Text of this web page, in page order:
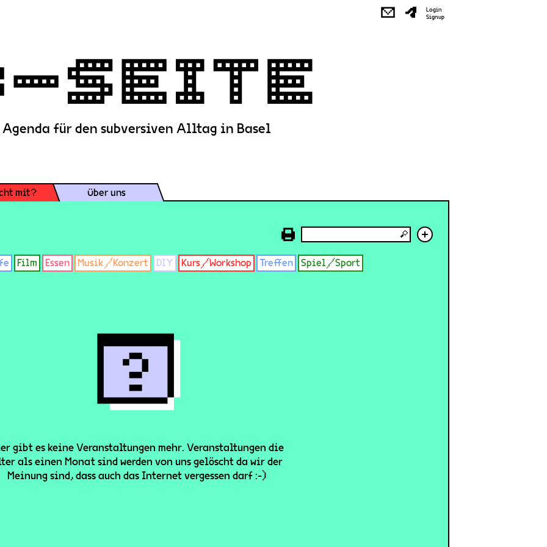
✉
Login
Signup
Agenda für den subversiven Alltag in Basel
mit? Über uns
+
Film Essen Musik/Konzert DIY Kurs/Workshop Treffen Spiel/Sport
gibt es keine Veranstaltungen mehr. Veranstaltungen die
als einen Monat sind werden von uns gelöscht da wir der
Meinung sind, dass auch das Internet vergessen darf :-)